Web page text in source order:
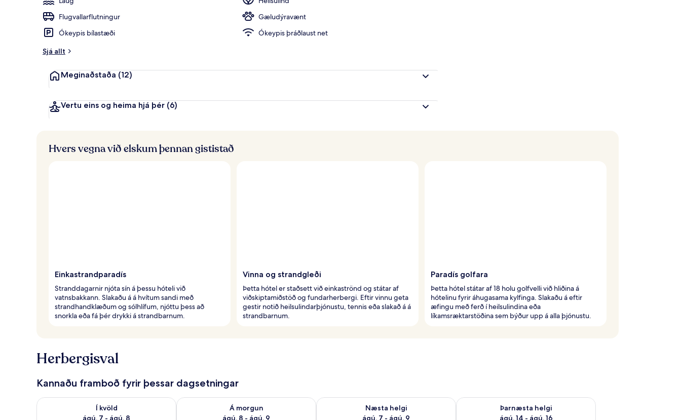
Flugvallarflutningur
Gæludýravænt
Ókeypis bílastæði
Ókeypis þráðlaust net
Sjá allt
Meginaðstaða (12)
Vertu eins og heima hjá þér (6)
Hvers vegna við elskum þennan gististað
Einkastrandparadís
Stranddagarnir njóta sín á þessu hóteli við
vatnsbakkann. Slakaðu á á hvítum sandi með
strandhandklæðum og sólhlífum, njóttu þess að
snorkla eða fá þér drykki á strandbarnum.
Vinna og strandgleði
Þetta hótel er staðsett við einkaströnd og státar af
viðskiptamiðstöð og fundarherbergi. Eftir vinnu geta
gestir notið heilsulindarþjónustu, tennis eða slakað á á
strandbarnum.
Paradís golfara
Þetta hótel státar af 18 holu golfvelli við hliðina á
hótelinu fyrir áhugasama kylfinga. Slakaðu á eftir
æfingu með ferð í heilsulindina eða
líkamsræktarstöðina sem býður upp á alla þjónustu.
Herbergisval
Kannaðu framboð fyrir þessar dagsetningar
Í kvöld
ágú. 7 - ágú. 8
Athuga framboð í kvöld ágú. 7 - ágú. 8
Á morgun
ágú. 8 - ágú. 9
Athuga framboð á morgun ágú. 8 - ágú. 9
Næsta helgi
ágú. 7 - ágú. 9
Athuga framboð næstu helgi ágú. 7 - ágú. 9
Þarnæsta helgi
ágú. 14 - ágú. 16
Athuga framboð þarnæstu helgi ágú. 14 - ágú. 16